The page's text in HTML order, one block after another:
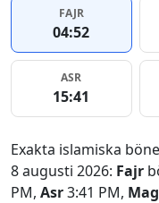
FAJR
04:52
ASR
15:41
Exakta islamiska
8 augusti 2026: Fajr
PM, Asr3:41 PM,